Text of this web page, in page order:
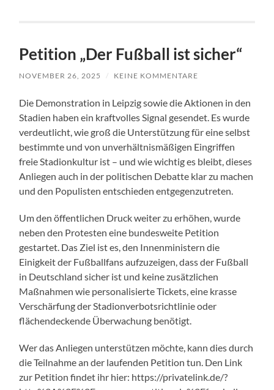
Petition „Der Fußball ist sicher“
NOVEMBER 26, 2025 / KEINE KOMMENTARE
Die Demonstration in Leipzig sowie die Aktionen in den
Stadien haben ein kraftvolles Signal gesendet. Es wurde
verdeutlicht, wie groß die Unterstützung für eine selbst
bestimmte und von unverhältnismäßigen Eingriffen
freie Stadionkultur ist – und wie wichtig es bleibt, dieses
Anliegen auch in der politischen Debatte klar zu machen
und den Populisten entschieden entgegenzutreten.
Um den öffentlichen Druck weiter zu erhöhen, wurde
neben den Protesten eine bundesweite Petition
gestartet. Das Ziel ist es, den Innenministern die
Einigkeit der Fußballfans aufzuzeigen, dass der Fußball
in Deutschland sicher ist und keine zusätzlichen
Maßnahmen wie personalisierte Tickets, eine krasse
Verschärfung der Stadionverbotsrichtlinie oder
flächendeckende Überwachung benötigt.
Wer das Anliegen unterstützen möchte, kann dies durch
die Teilnahme an der laufenden Petition tun. Den Link
zur Petition findet ihr hier: https://privatelink.de/?